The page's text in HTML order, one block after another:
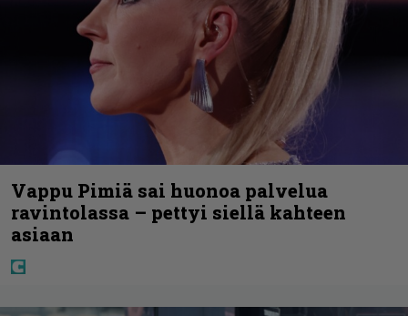
Vappu Pimiä sai huonoa palvelua
ravintolassa – pettyi siellä kahteen
asiaan